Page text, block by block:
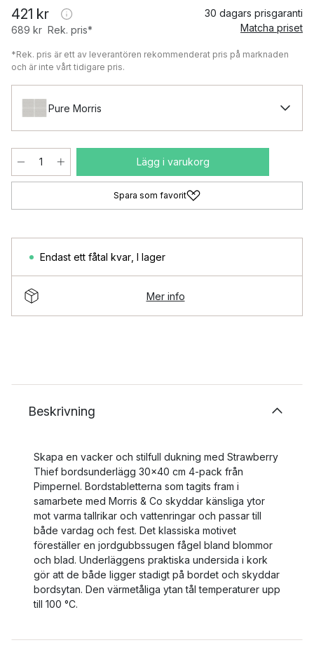
421 kr
689 kr Rek. pris*
30 dagars prisgaranti
Matcha priset
*Rek. pris är ett av leverantören rekommenderat pris på marknaden
och är inte vårt tidigare pris.
Pure Morris
Lägg i varukorg
Spara som favorit
Endast ett fåtal kvar I lager
Mer info
Beskrivning
Skapa en vacker och stilfull dukning med Strawberry
Thief bordsunderlägg 30x40 cm 4-pack från
Pimpernel. Bordstabletterna som tagits fram i
samarbete med Morris & Co skyddar känsliga ytor
mot varma tallrikar och vattenringar och passar till
både vardag och fest. Det klassiska motivet
föreställer en jordgubbssugen fågel bland blommor
och blad. Underläggens praktiska undersida i kork
gör att de både ligger stadigt på bordet och skyddar
bordsytan. Den värmetåliga ytan tål temperaturer upp
till 100 °C.